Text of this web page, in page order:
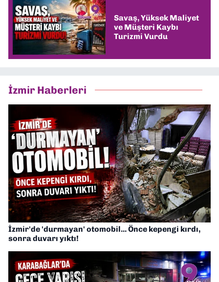
Savaş, Yüksek Maliyet
ve Müşteri Kaybı
Turizmi Vurdu
İzmir Haberleri
İzmir'de 'durmayan' otomobil... Önce kepengi kırdı,
sonra duvarı yıktı!